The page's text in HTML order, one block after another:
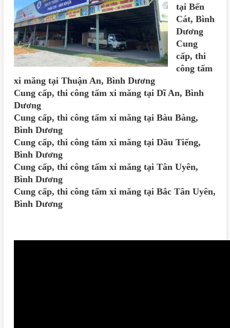
tại Bến
Cát, Bình
Dương
Cung
cấp, thi
công tấm
xi măng tại Thuận An, Bình Dương
Cung cấp, thi công tấm xi măng tại Dĩ An, Bình
Dương
Cung cấp, thi công tấm xi măng tại Bàu Bàng,
Bình Dương
Cung cấp, thi công tấm xi măng tại Dầu Tiếng,
Bình Dương
Cung cấp, thi công tấm xi măng tại Tân Uyên,
Bình Dương
Cung cấp, thi công tấm xi măng tại Bắc Tân Uyên,
Bình Dương